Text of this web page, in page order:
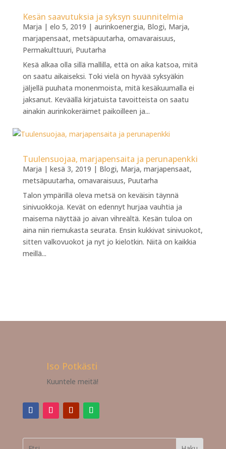
Kesän saavutuksia ja syksyn suunnitelmia
Marja | elo 5, 2019 | aurinkoenergia, Blogi, Marja,
marjapensaat, metsäpuutarha, omavaraisuus,
Permakulttuuri, Puutarha
Kesä alkaa olla sillä mallilla, että on aika katsoa, mitä
on saatu aikaiseksi. Toki vielä on hyvää syksyäkin
jäljellä puuhata monenmoista, mitä kesäkuumalla ei
jaksanut. Keväällä kirjatuista tavoitteista on saatu
ainakin aurinkokeräimet paikoilleen ja...
Tuulensuojaa, marjapensaita ja perunapenkki
Marja | kesä 3, 2019 | Blogi, Marja, marjapensaat,
metsäpuutarha, omavaraisuus, Puutarha
Talon ympärillä oleva metsä on keväisin täynnä
sinivuokkoja. Kevät on edennyt hurjaa vauhtia ja
maisema näyttää jo aivan vihreältä. Kesän tuloa on
aina niin riemukasta seurata. Ensin kukkivat sinivuokot,
sitten valkovuokot ja nyt jo kielotkin. Niitä on kaikkia
meillä...
Iso Potkästi
Kuuntele meitä!